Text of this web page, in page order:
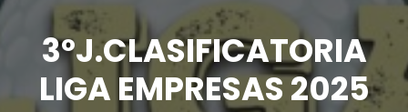
3ºJ.CLASIFICATORIA
LIGA EMPRESAS 2025